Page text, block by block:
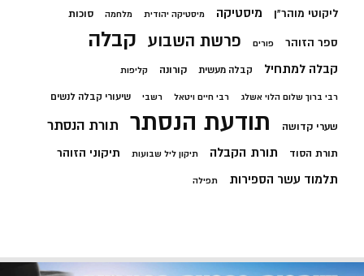
ליקוטי מוהר"ן מיסטיקה מיסטיקה יהודית מלחמה סוכות
ספר הזוהר פורים פרשת השבוע קבלה
קבלה למתחיל קבלה מעשית קורונה קליפות
רבי ברוך שלום הלוי אשלג רבי חיים ויטאל רשבי שיעורי קבלה לנשים
שערי קדושה תודעת הנסתר תורת הנסתר
תורת הסוד תורת הקבלה תיקון ליל שבועות תיקוני הזוהר
תלמוד עשר הספירות תפילה